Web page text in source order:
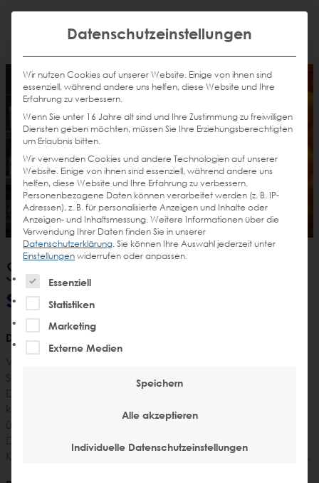
Promotions
Email
senden
Anrufen
DE
SALESPROMOTION
VELUX ACTIVE
Baumarktpromotion
Smarte Fenster für
smarte Shopper.
Die Aufgabe
VELUX ACTIVE ist das weltweit erste Plug-and-Play-
System für die intelligente, sensorgestützte Bedienung von
Dachfenstern, Sonnenschutz und Rollläden. Mittels App
können Temperatur, Luftfeuchtigkeit und Co. ständig
überwacht – und in Kombination mit VELUX INTEGRA
Dachfenstern auch reguliert – werden. Dies sollte den
Kunden im Baumarkt nähergebracht und verkauft werden.
Datenschutzeinstellungen
Wir nutzen Cookies auf unserer Website. Einige von ihnen sind
essenziell, während andere uns helfen, diese Website und Ihre
Erfahrung zu verbessern.
Wenn Sie unter 16 Jahre alt sind und Ihre Zustimmung zu freiwilligen
Diensten geben möchten, müssen Sie Ihre Erziehungsberechtigten
um Erlaubnis bitten.
Wir verwenden Cookies und andere Technologien auf unserer
Website. Einige von ihnen sind essenziell, während andere uns
helfen, diese Website und Ihre Erfahrung zu verbessern.
Personenbezogene Daten können verarbeitet werden (z. B. IP-
Adressen), z. B. für personalisierte Anzeigen und Inhalte oder
Anzeigen- und Inhaltsmessung. Weitere Informationen über die
Verwendung Ihrer Daten finden Sie in unserer
Datenschutzerklärung. Sie können Ihre Auswahl jederzeit unter
Einstellungen widerrufen oder anpassen.
Es folgt eine Liste der Service-Gruppen, für die eine
Essenziell
Statistiken
Marketing
Externe Medien
Speichern
Alle akzeptieren
Individuelle Datenschutzeinstellungen